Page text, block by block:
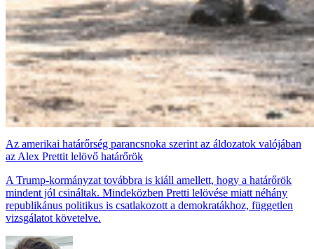
Az amerikai határőrség parancsnoka szerint az áldozatok valójában
az Alex Prettit lelövő határőrök
A Trump-kormányzat továbbra is kiáll amellett, hogy a határőrök
mindent jól csináltak. Mindeközben Pretti lelövése miatt néhány
republikánus politikus is csatlakozott a demokratákhoz, független
vizsgálatot követelve.